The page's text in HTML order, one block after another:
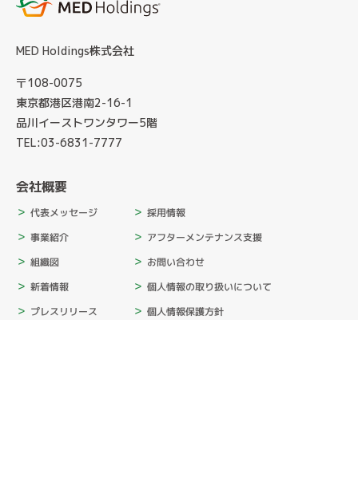
MED Holdings株式会社
〒108-0075
東京都港区港南2-16-1
品川イーストワンタワー5階
TEL:03-6831-7777
会社概要
代表メッセージ
事業紹介
組織図
新着情報
プレスリリース
採用情報
アフターメンテナンス支援
お問い合わせ
個人情報の取り扱いについて
個人情報保護方針